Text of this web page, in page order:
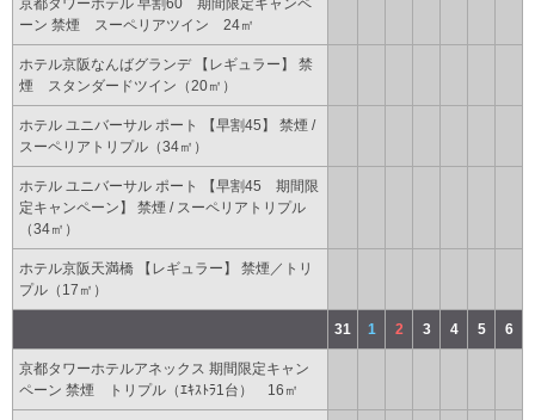
京都タワーホテル 早割60 期間限定キャンペ
ーン 禁煙 スーペリアツイン 24㎡
ホテル京阪なんばグランデ 【レギュラー】 禁
煙 スタンダードツイン（20㎡）
ホテル ユニバーサル ポート 【早割45】 禁煙 /
スーペリアトリプル（34㎡）
ホテル ユニバーサル ポート 【早割45 期間限
定キャンペーン】 禁煙 / スーペリアトリプル
（34㎡）
ホテル京阪天満橋 【レギュラー】 禁煙／トリ
プル（17㎡）
31 1 2 3 4 5 6
京都タワーホテルアネックス 期間限定キャン
ペーン 禁煙 トリプル（ｴｷｽﾄﾗ1台） 16㎡